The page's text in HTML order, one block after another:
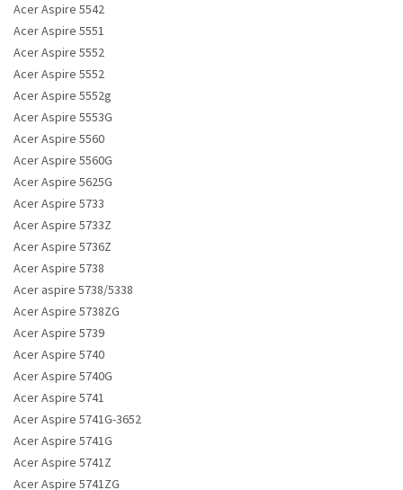
Acer Aspire 5542
Acer Aspire 5551
Acer Aspire 5552
Acer Aspire 5552
Acer Aspire 5552g
Acer Aspire 5553G
Acer Aspire 5560
Acer Aspire 5560G
Acer Aspire 5625G
Acer Aspire 5733
Acer Aspire 5733Z
Acer Aspire 5736Z
Acer Aspire 5738
Acer aspire 5738/5338
Acer Aspire 5738ZG
Acer Aspire 5739
Acer Aspire 5740
Acer Aspire 5740G
Acer Aspire 5741
Acer Aspire 5741G-3652
Acer Aspire 5741G
Acer Aspire 5741Z
Acer Aspire 5741ZG